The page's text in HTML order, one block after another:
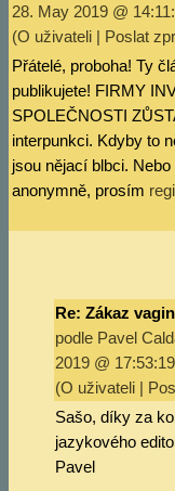
28. May 2019 @
(O uživateli | Poslat
Přátelé, proboha! Ty
publikujete! FIRMY
SPOLEČNOSTI
interpunkci. Kdyby to
jsou nějací blbci.
anonymně, prosím
Re: Zákaz
podle Pavel
2019 @
(O uživateli |
Sašo, díky za
jazykového
Pavel